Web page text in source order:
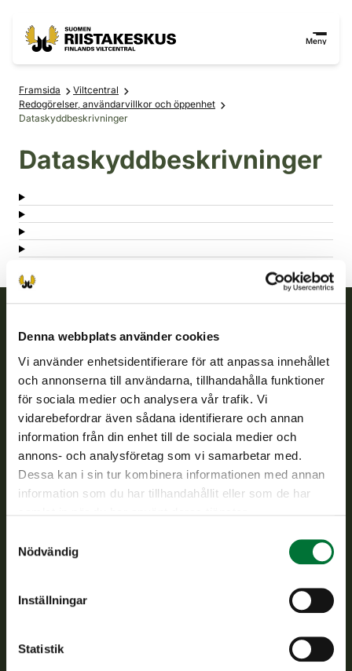
Denna webbplats använder cookies
Vi använder enhetsidentifierare för att anpassa innehållet
och annonserna till användarna, tillhandahålla funktioner
för sociala medier och analysera vår trafik. Vi
vidarebefordrar även sådana identifierare och annan
information från din enhet till de sociala medier och
annons- och analysföretag som vi samarbetar med.
Dessa kan i sin tur kombinera informationen med annan
information som du har tillhandahållit eller som de har
Nödvändig
Inställningar
Statistik
Meny
Framsida
Viltcentral
Redogörelser, användarvillkor och öppenhet
Dataskyddbeskrivninger
Dataskyddbeskrivninger
Finlands viltcentral
Finlands viltcentral främjar en hållbar vilthushållning, stöder
jaktvårdsföreningarnas verksamhet, ser till att viltpolitiken
verkställs och svarar för de offentliga förvaltningsuppgifter
som föreskrivs.
Om oss
Vardagar kl. 9–15
Ofta ställda frågor